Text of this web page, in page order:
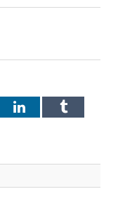
LinkedInTumblr